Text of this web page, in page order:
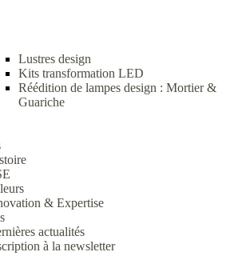
Lustres design
Kits transformation LED
Réédition de lampes design : Mortier &
Guariche
& Expertise
actualités
à la newsletter